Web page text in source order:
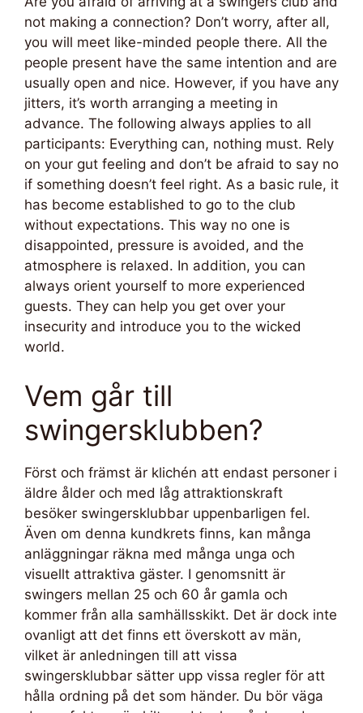
not making a connection? Don’t worry, after all,
you will meet like-minded people there. All the
people present have the same intention and are
usually open and nice. However, if you have any
jitters, it’s worth arranging a meeting in
advance. The following always applies to all
participants: Everything can, nothing must. Rely
on your gut feeling and don’t be afraid to say no
if something doesn’t feel right. As a basic rule, it
has become established to go to the club
without expectations. This way no one is
disappointed, pressure is avoided, and the
atmosphere is relaxed. In addition, you can
always orient yourself to more experienced
guests. They can help you get over your
insecurity and introduce you to the wicked
world.
Vem går till
swingersklubben?
Först och främst är klichén att endast personer i
äldre ålder och med låg attraktionskraft
besöker swingersklubbar uppenbarligen fel.
Även om denna kundkrets finns, kan många
anläggningar räkna med många unga och
visuellt attraktiva gäster. I genomsnitt är
swingers mellan 25 och 60 år gamla och
kommer från alla samhällsskikt. Det är dock inte
ovanligt att det finns ett överskott av män,
vilket är anledningen till att vissa
swingersklubbar sätter upp vissa regler för att
hålla ordning på det som händer. Du bör väga